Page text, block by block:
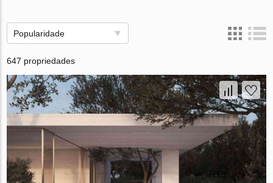
Popularidade
647 propriedades